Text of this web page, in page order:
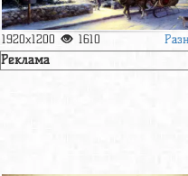
1920x1200 1610
Реклама